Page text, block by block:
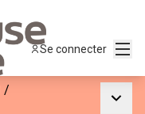
Se connecter
/